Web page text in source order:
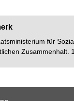
für
Zusammenhalt.